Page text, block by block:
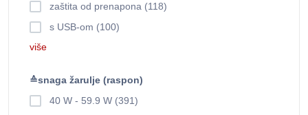
zaštita od prenapona (118)
s USB-om (100)
više
≙snaga žarulje (raspon)
40 W - 59.9 W (391)